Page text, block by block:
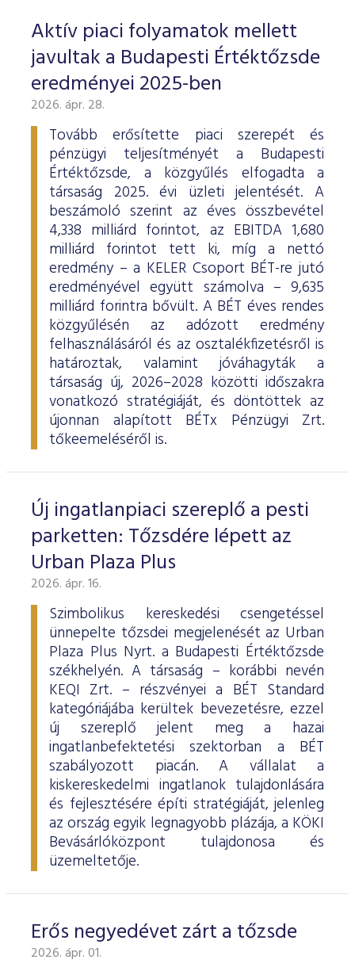
Aktív piaci folyamatok mellett
javultak a Budapesti Értéktőzsde
eredményei 2025-ben
2026. ápr. 28.
Tovább erősítette piaci szerepét és
pénzügyi teljesítményét a Budapesti
Értéktőzsde, a közgyűlés elfogadta a
társaság 2025. évi üzleti jelentését. A
beszámoló szerint az éves összbevétel
4,338 milliárd forintot, az EBITDA 1,680
milliárd forintot tett ki, míg a nettó
eredmény – a KELER Csoport BÉT-re jutó
eredményével együtt számolva – 9,635
milliárd forintra bővült. A BÉT éves rendes
közgyűlésén az adózott eredmény
felhasználásáról és az osztalékfizetésről is
határoztak, valamint jóváhagyták a
társaság új, 2026–2028 közötti időszakra
vonatkozó stratégiáját, és döntöttek az
újonnan alapított BÉTx Pénzügyi Zrt.
tőkeemeléséről is.
Új ingatlanpiaci szereplő a pesti
parketten: Tőzsdére lépett az
Urban Plaza Plus
2026. ápr. 16.
Szimbolikus kereskedési csengetéssel
ünnepelte tőzsdei megjelenését az Urban
Plaza Plus Nyrt. a Budapesti Értéktőzsde
székhelyén. A társaság – korábbi nevén
KEQI Zrt. – részvényei a BÉT Standard
kategóriájába kerültek bevezetésre, ezzel
új szereplő jelent meg a hazai
ingatlanbefektetési szektorban a BÉT
szabályozott piacán. A vállalat a
kiskereskedelmi ingatlanok tulajdonlására
és fejlesztésére építi stratégiáját, jelenleg
az ország egyik legnagyobb plázája, a KÖKI
Bevásárlóközpont tulajdonosa és
üzemeltetője.
Erős negyedévet zárt a tőzsde
2026. ápr. 01.